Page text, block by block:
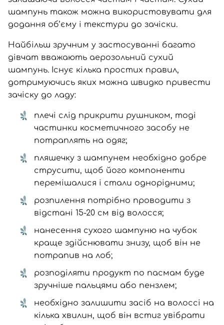
шампунь також можна використовувати для
додання об’єму і текстури до зачіски.
Найбільш зручним у застосуванні багато
дівчат вважають аерозольний сухий
шампунь. Існує кілька простих правил,
дотримуючись яких можна швидко привести
зачіску до ладу:
плечі слід прикрити рушником, тоді
частинки косметичного засобу не
потраплять на одяг;
пляшечку з шампунем необхідно добре
струсити, щоб його компоненти
перемішалися і стали однорідними;
розпилення потрібно проводити з
відстані 15-20 см від волосся;
нанесення сухого шампуню на чубок
краще здійснювати знизу, щоб він не
потрапив на лоб;
розподіляти продукт по пасмам буде
зручніше пальцями або пензлем;
необхідно залишити засіб на волоссі на
кілька хвилин, щоб він встиг увібрати